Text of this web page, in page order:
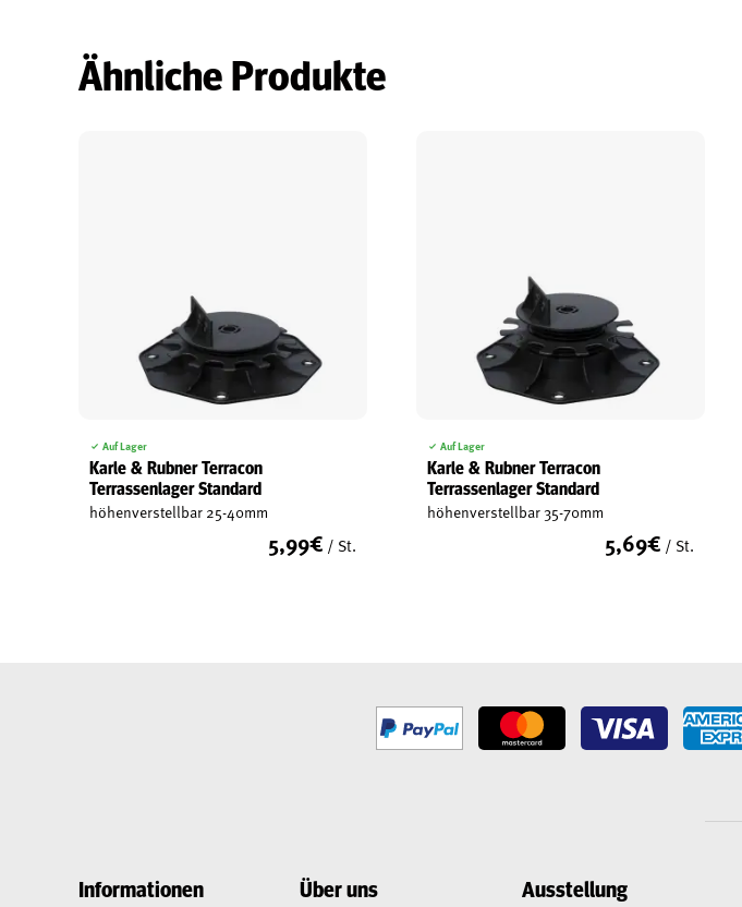
Ähnliche Produkte
Auf Lager
Karle & Rubner Terracon
Terrassenlager Standard
höhenverstellbar 25-40mm
5,99€ / St.
Auf Lager
Karle & Rubner Terracon
Terrassenlager Standard
höhenverstellbar 35-70mm
5,69€ / St.
Informationen Über uns Ausstellung